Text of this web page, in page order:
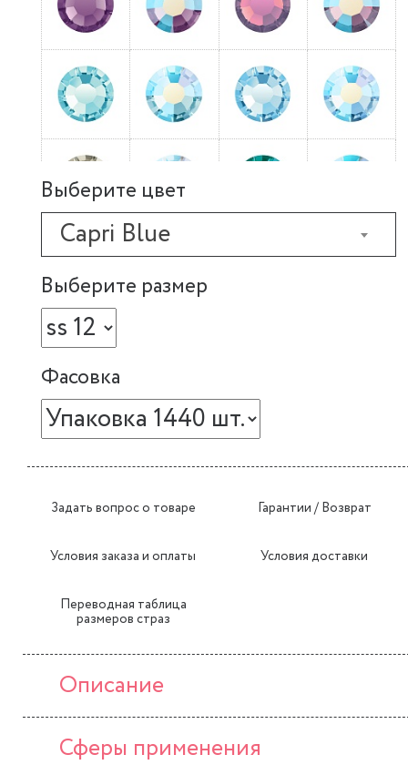
Выберите цвет
Capri Blue
Выберите размер
Фасовка
Задать вопрос о товаре Гарантии / Возврат
Условия заказа и оплаты Условия доставки
Переводная таблица
размеров страз
Описание
Сферы применения